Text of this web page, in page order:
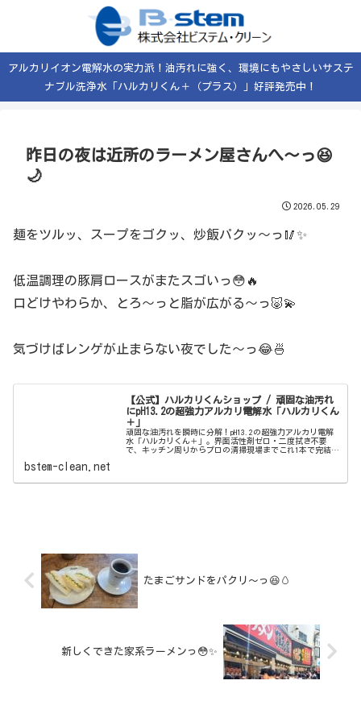
アルカリイオン電解水の実力派！油汚れに強く、環境にもやさしいサステ
ナブル洗浄水「ハルカリくん＋（プラス）」好評発売中！
昨日の夜は近所のラーメン屋さんへ〜っ😆
🌙
2026.05.29
麺をツルッ、スープをゴクッ、炒飯パクッ〜っ🥢✨
低温調理の豚肩ロースがまたスゴいっ😳🔥
口どけやわらか、とろ〜っと脂が広がる〜っ🐷💫
気づけばレンゲが止まらない夜でした〜っ😂🍜
【公式】ハルカリくんショップ / 頑固な油汚れ
にpH13.2の超強力アルカリ電解水「ハルカリくん
＋」
頑固な油汚れを瞬時に分解！pH13.2の超強力アルカリ電解
水「ハルカリくん＋」。界面活性剤ゼロ・二度拭き不要
で、キッチン周りからプロの清掃現場までこれ1本で完結。
bstem-clean.net
たまごサンドをパクリ〜っ😆🥚
新しくできた家系ラーメンっ😳✨